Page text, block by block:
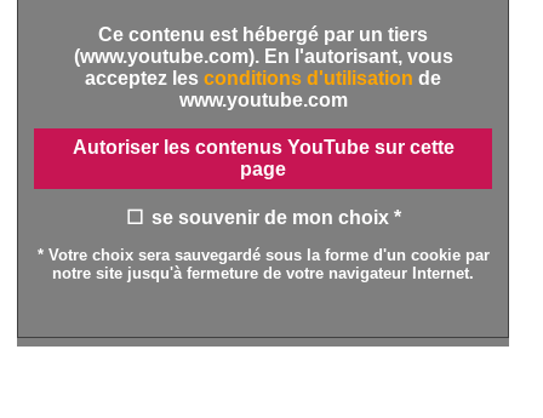
Ce contenu est hébergé par un tiers
(www.youtube.com). En l'autorisant, vous
acceptez les conditions d'utilisation de
www.youtube.com
Autoriser les contenus YouTube sur cette
page
se souvenir de mon choix *
* Votre choix sera sauvegardé sous la forme d'un cookie par
notre site jusqu'à fermeture de votre navigateur Internet.